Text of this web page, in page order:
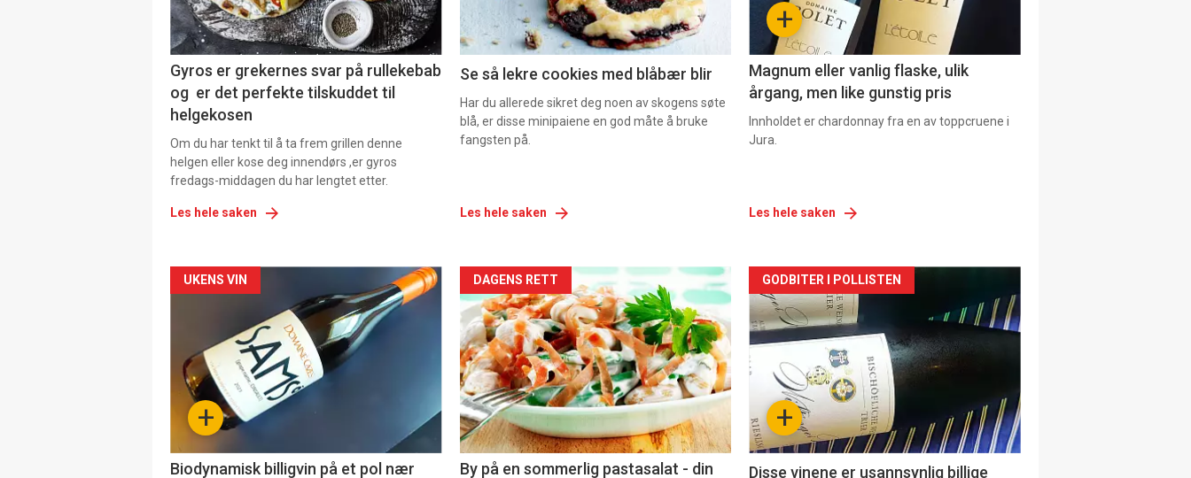
Gyros er grekernes svar på rullekebab
og er det perfekte tilskuddet til
helgekosen
Om du har tenkt til å ta frem grillen denne
helgen eller kose deg innendørs ,er gyros
fredags-middagen du har lengtet etter.
Les hele saken
2
Se så lekre cookies med blåbær blir
Har du allerede sikret deg noen av skogens søte
blå, er disse minipaiene en god måte å bruke
fangsten på.
Les hele saken
+
Magnum eller vanlig flaske, ulik
årgang, men like gunstig pris
Innholdet er chardonnay fra en av toppcruene i
Jura.
Les hele saken
Forsiden
akkurat
nå
-
+
UKENS VIN
Biodynamisk billigvin på et pol nær
Forsiden
akkurat
nå
-
5
DAGENS RETT
By på en sommerlig pastasalat - din
Forsiden
akkurat
nå
6 +
GODBITER I POLLISTEN
Disse vinene er usannsynlig billige